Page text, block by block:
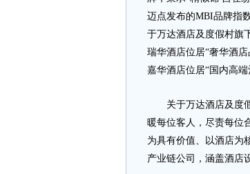
迈点发布的MBI品牌指
于万达酒店及度假村旗
瑞华酒店位居“奢华酒
嘉华酒店位居“国内高端
关于万达酒店及度假
暖每位客人，尽责每位
为具有价值、以酒店为
产业链公司，涵盖酒店